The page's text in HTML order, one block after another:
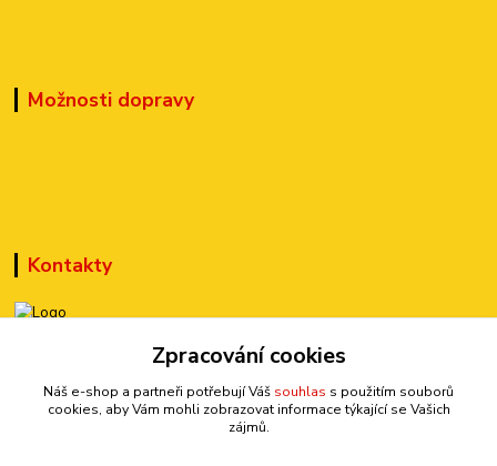
Možnosti dopravy
Kontakty
+420 777 899 301
sedmi@kraska1.cz
Zpracování cookies
Náš e-shop a partneři potřebují Váš souhlas s použitím souborů
cookies, aby Vám mohli zobrazovat informace týkající se Vašich
zájmů.